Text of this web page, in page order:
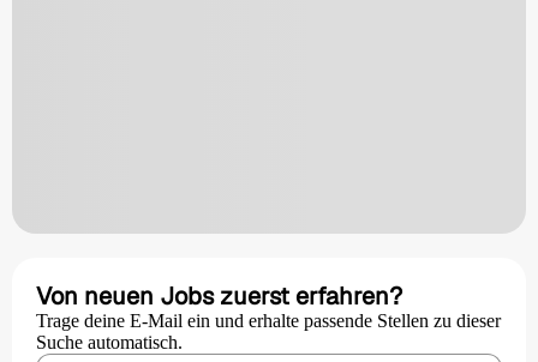
Von neuen Jobs zuerst erfahren?
Trage deine E-Mail ein und erhalte passende Stellen zu dieser
Suche automatisch.